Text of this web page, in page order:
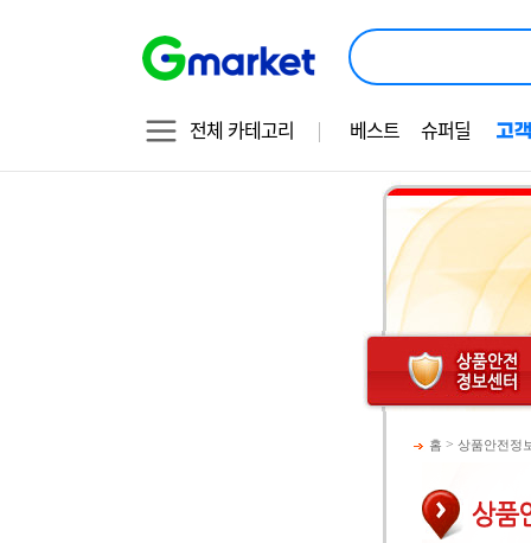
전체 카테고리 베스트 슈퍼딜
홈 > 상품안전정